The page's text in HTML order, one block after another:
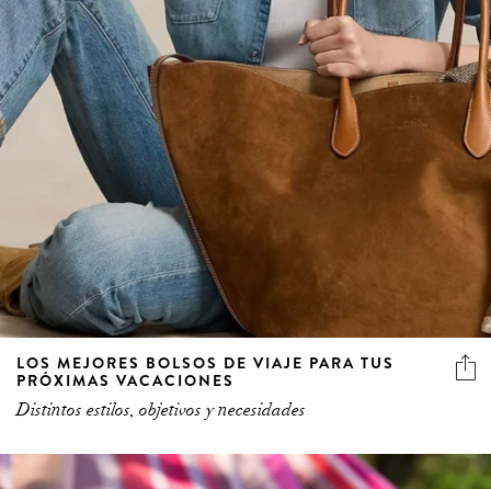
LOS MEJORES BOLSOS DE VIAJE PARA TUS
PRÓXIMAS VACACIONES
Distintos estilos, objetivos y necesidades